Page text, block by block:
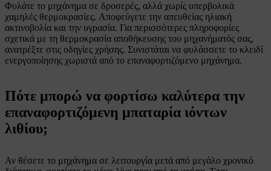
Φυλάτε το μηχάνημα σε δροσερές, αλλά χωρίς υπερβολικά
χαμηλές θερμοκρασίες. Αποφεύγετε την απευθείας ηλιακή
ακτινοβολία και την υγρασία. Για περισσότερες πληροφορίες
σχετικά με τη θερμοκρασία αποθήκευσης του μηχανήματός σας,
ανατρέξτε στις οδηγίες χρήσης. Συνιστάται να φυλάσσετε το κλειδί
ενεργοποίησης χωριστά από το επαναφορτιζόμενο μηχάνημα.
Πότε μπορώ να φορτίσω καλύτερα την
επαναφορτιζόμενη μπαταρία ιόντων
λιθίου;
Αν θέσετε το μηχάνημα σε λειτουργία μετά από μεγάλο χρονικό